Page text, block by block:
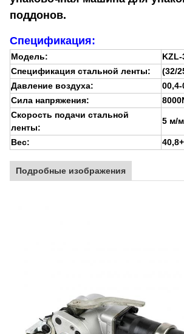
поддонов.
Спецификация:
Модель:
KZL-
Спецификация стальной ленты:
(32/
Давление воздуха:
Сила напряжения:
Скорость подачи стальной
ленты:
5 м/
Вес:
Подробные изображения